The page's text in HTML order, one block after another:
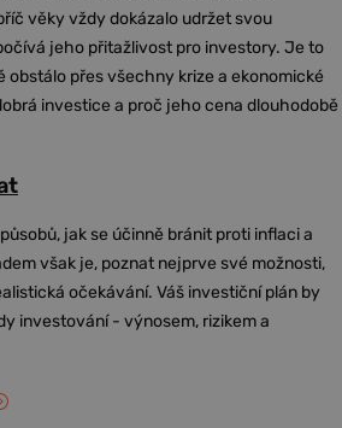
věky vždy dokázalo udržet svou
jeho přitažlivost pro investory. Je to
obstálo přes všechny krize a ekonomické
investice a proč jeho cena dlouhodobě
jak se účinně bránit proti inflaci a
však je, poznat nejprve své možnosti,
očekávání. Váš investiční plán by
investování - výnosem, rizikem a